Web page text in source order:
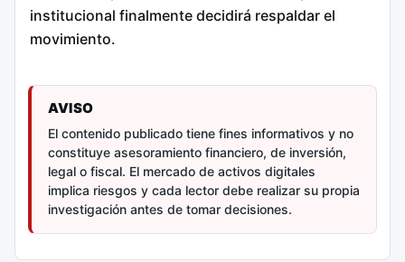
institucional finalmente decidirá respaldar el
movimiento.
AVISO
El contenido publicado tiene fines informativos y no
constituye asesoramiento financiero, de inversión,
legal o fiscal. El mercado de activos digitales
implica riesgos y cada lector debe realizar su propia
investigación antes de tomar decisiones.